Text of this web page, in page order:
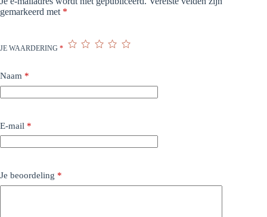
gemarkeerd met *
JE WAARDERING *
Naam *
E-mail *
Je beoordeling *